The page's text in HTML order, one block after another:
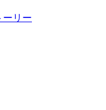
ーリー